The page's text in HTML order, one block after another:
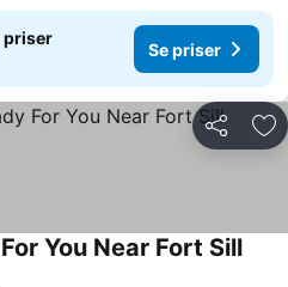
priser
Se priser
Dela
You Near Fort SillSe